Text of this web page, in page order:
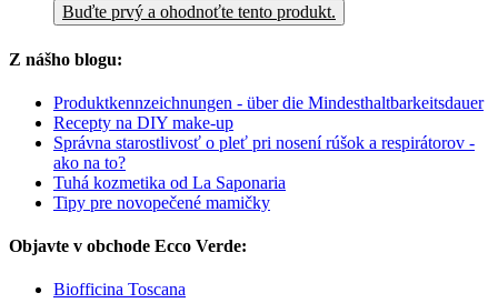
Buďte prvý a ohodnoťte tento produkt.
Z nášho blogu:
Produktkennzeichnungen - über die Mindesthaltbarkeitsdauer
Recepty na DIY make-up
Správna starostlivosť o pleť pri nosení rúšok a respirátorov -
ako na to?
Tuhá kozmetika od La Saponaria
Tipy pre novopečené mamičky
Objavte v obchode Ecco Verde:
Biofficina Toscana